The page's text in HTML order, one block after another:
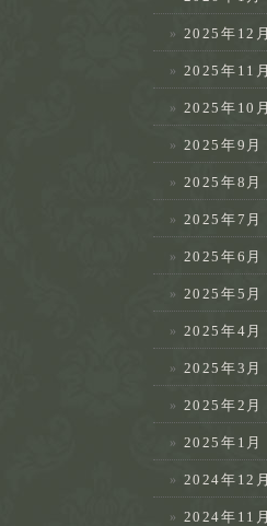
2025年12月
2025年11月
2025年10月
2025年9月
2025年8月
2025年7月
2025年6月
2025年5月
2025年4月
2025年3月
2025年2月
2025年1月
2024年12月
2024年11月